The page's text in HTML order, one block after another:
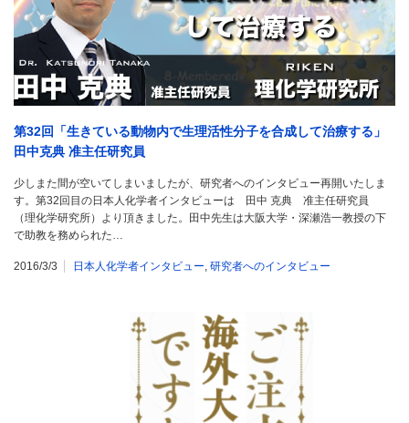
第32回「生きている動物内で生理活性分子を合成して治療する」
田中克典 准主任研究員
少しまた間が空いてしまいましたが、研究者へのインタビュー再開いたしま
す。第32回目の日本人化学者インタビューは 田中 克典 准主任研究員
（理化学研究所）より頂きました。田中先生は大阪大学・深瀬浩一教授の下
で助教を務められた…
2016/3/3 日本人化学者インタビュー, 研究者へのインタビュー